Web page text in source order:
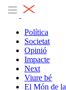
Política
Societat
Opinió
Impacte
Next
Viure bé
El Món de